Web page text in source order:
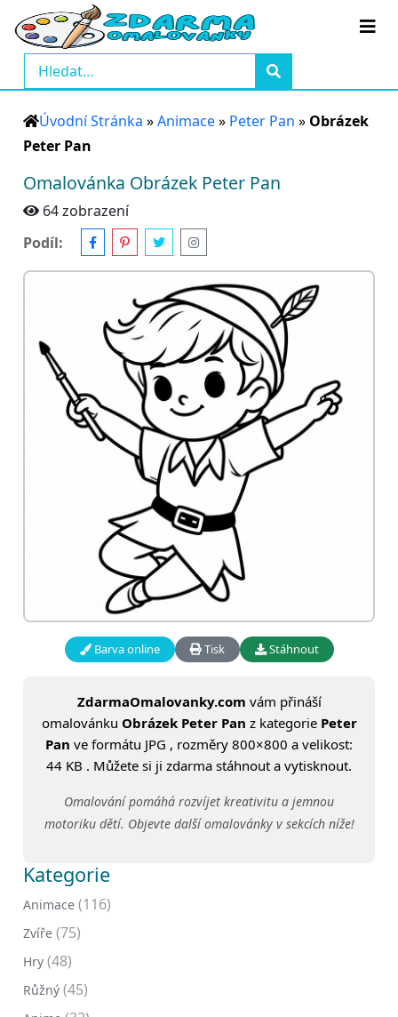
Úvodní Stránka »Animace» Peter Pan » Obrázek
Peter Pan
Omalovánka Obrázek Peter Pan
64 zobrazení
Podíl:
Barva online Tisk Stáhnout
ZdarmaOmalovanky.com vám přináší
omalovánku Obrázek Peter Pan z kategorie Peter
Pan ve formátu JPG , rozměry 800×800 a velikost:
44 KB . Můžete si ji zdarma stáhnout a vytisknout.
Omalování pomáhá rozvíjet kreativitu a jemnou
motoriku dětí. Objevte další omalovánky v sekcích níže!
Kategorie
Animace (116)
Zvíře (75)
Hry (48)
Růžný (45)